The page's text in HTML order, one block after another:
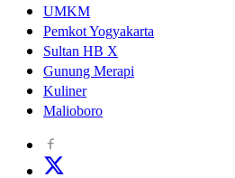
UMKM
Pemkot Yogyakarta
Sultan HB X
Gunung Merapi
Kuliner
Malioboro